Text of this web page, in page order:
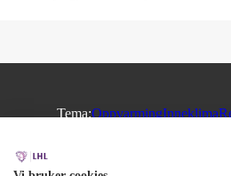
Tema:OppvarmingInneklima